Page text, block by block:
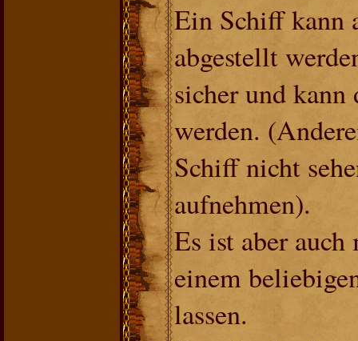
Ein Schiff kann
abgestellt
sicher und kann
werden.
Schiff nicht
aufnehmen).
Es ist aber
einem
lassen.